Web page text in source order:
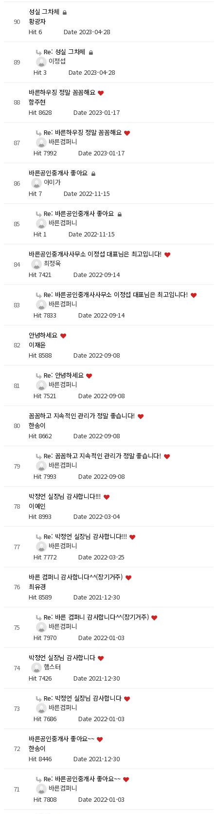
90
성실 그차체
황광자
Hit 6 Date 2023-04-28
89
Re: 성실 그차체
이정섭
Hit 3 Date 2023-04-28
88
바른하우징 정말 꼼꼼해요
함주현
Hit 8628 Date 2023-01-17
87
Re: 바른하우징 정말 꼼꼼해요
바른컴퍼니
Hit 7992 Date 2023-01-17
86
바른공인중개사 좋아요
아미가
Hit 7 Date 2022-11-15
85
Re: 바른공인중개사 좋아요
바른컴퍼니
Hit 1 Date 2022-11-15
84
바른공인중개사사무소 이정섭 대표님은 최고입니다!
최정욱
Hit 7421 Date 2022-09-14
83
Re: 바른공인중개사사무소 이정섭 대표님은 최고입니다!
바른컴퍼니
Hit 7833 Date 2022-09-14
82
안녕하세요
이재윤
Hit 8588 Date 2022-09-08
81
Re: 안녕하세요
바른컴퍼니
Hit 7521 Date 2022-09-08
80
꼼꼼하고 지속적인 관리가 정말 좋습니다!
한송이
Hit 8662 Date 2022-09-08
79
Re: 꼼꼼하고 지속적인 관리가 정말 좋습니다!
바른컴퍼니
Hit 7993 Date 2022-09-08
78
박정언 실장님 감사합니다!!!
이예인
Hit 8993 Date 2022-03-04
77
Re: 박정언 실장님 감사합니다!!!
바른컴퍼니
Hit 7772 Date 2022-03-25
76
바른 컴퍼니 감사합니다^^(장기거주)
최유경
Hit 8589 Date 2021-12-30
75
Re: 바른 컴퍼니 감사합니다^^(장기거주)
바른컴퍼니
Hit 7970 Date 2022-01-03
74
박정언 실장님 감사합니다
햄스터
Hit 7426 Date 2021-12-30
73
Re: 박정언 실장님 감사합니다
바른컴퍼니
Hit 7686 Date 2022-01-03
72
바른공인중개사 좋아요~~
한송이
Hit 8446 Date 2021-12-30
71
Re: 바른공인중개사 좋아요~~
바른컴퍼니
Hit 7808 Date 2022-01-03